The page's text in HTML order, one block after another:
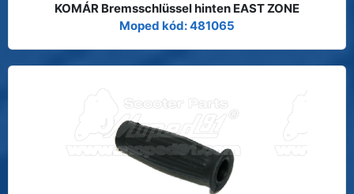
KOMÁR Bremsschlüssel hinten EAST ZONE
Moped kód: 481065